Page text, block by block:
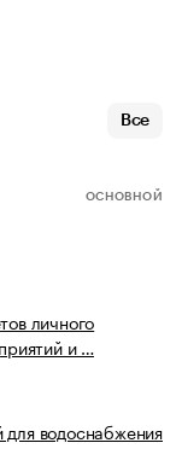
Все
ОСНОВНОЙ
личного
и …
водоснабжения